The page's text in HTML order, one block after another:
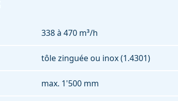
338 à 470 m³/h
tôle zinguée ou inox (1.4301)
max. 1'500 mm